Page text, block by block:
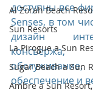
Al Zorah Beach
Sun Resorts
La Pirogue a Sun
Sugar Beach a Sun
Ambre a Sun
доступны все
Senses, в том
дизайн
обеспечение и